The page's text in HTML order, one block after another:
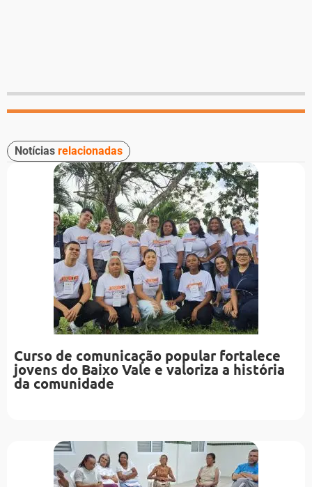
Notícias relacionadas
Curso de comunicação popular fortalece
jovens do Baixo Vale e valoriza a história
da comunidade